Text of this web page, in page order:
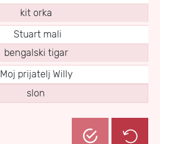
kit orka
Stuart mali
bengalski tigar
Moj prijatelj Willy
slon